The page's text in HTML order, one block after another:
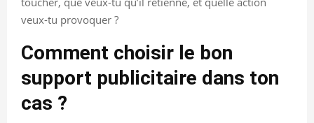
veux-tu provoquer ?
Comment choisir le bon
support publicitaire dans ton
cas ?